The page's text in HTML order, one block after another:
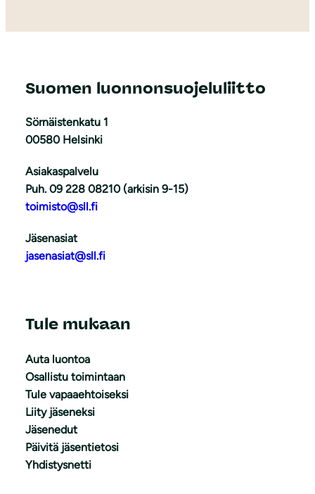
Suomen luonnonsuojeluliitto
Sörnäistenkatu 1
00580 Helsinki
Asiakaspalvelu
Puh. 09 228 08210 (arkisin 9-15)
toimisto@sll.fi
Jäsenasiat
jasenasiat@sll.fi
Tule mukaan
Auta luontoa
Osallistu toimintaan
Tule vapaaehtoiseksi
Liity jäseneksi
Jäsenedut
Päivitä jäsentietosi
Yhdistysnetti